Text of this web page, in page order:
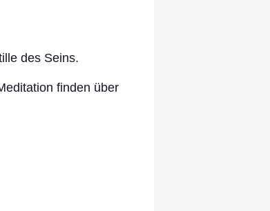
des Seins.
finden über